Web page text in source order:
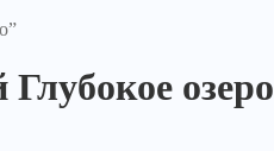
озеро